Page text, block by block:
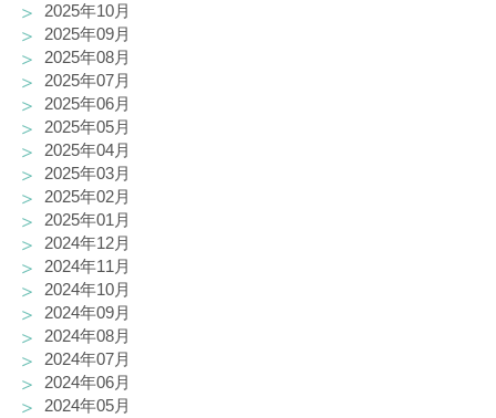
2025年10月
2025年09月
2025年08月
2025年07月
2025年06月
2025年05月
2025年04月
2025年03月
2025年02月
2025年01月
2024年12月
2024年11月
2024年10月
2024年09月
2024年08月
2024年07月
2024年06月
2024年05月